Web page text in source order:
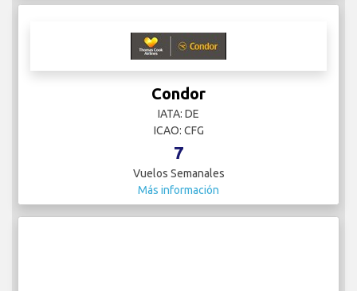
Condor
IATA: DE
ICAO: CFG
7
Vuelos Semanales
Más información